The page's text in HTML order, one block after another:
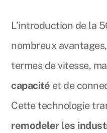
L’introduction de la
nombreux
termes de vitesse,
capacité et de
Cette technologie
remodeler les